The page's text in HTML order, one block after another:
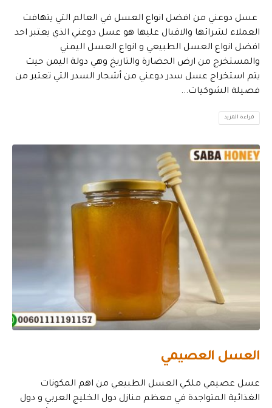
عسل دوعني من افضل انواع العسل في العالم التي يتهافت
العملاء لشرائها والاقبال عليها هو عسل دوعني الذي يعتبر احد
افضل انواع العسل الطبيعي و انواع العسل اليمني
والمستخرج من ارض الحضارة والتاريخ وهي دولة اليمن حيث
يتم استخراج عسل سدر دوعني من أشجار السدر التي تعتبر من
فصيلة الشوكيات...
قراءة المزيد
العسل العصيمي
عسل عصيمي ملكي العسل الطبيعي من اهم المكونات
الغذائية المتواجدة في معظم منازل دول الخليج العربي و دول